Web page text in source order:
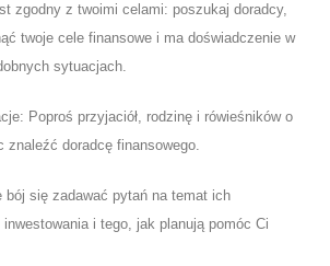
zgodny z twoimi celami: poszukaj doradcy,
twoje cele finansowe i ma doświadczenie w
sytuacjach.
Poproś przyjaciół, rodzinę i rówieśników o
znaleźć doradcę finansowego.
bój się zadawać pytań na temat ich
i tego, jak planują pomóc Ci